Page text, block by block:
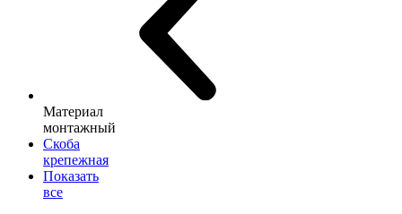
Материал
монтажный
Скоба
крепежная
Показать
все